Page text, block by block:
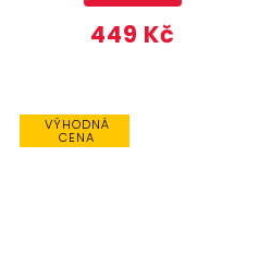
449 Kč
VÝHODNÁ
CENA